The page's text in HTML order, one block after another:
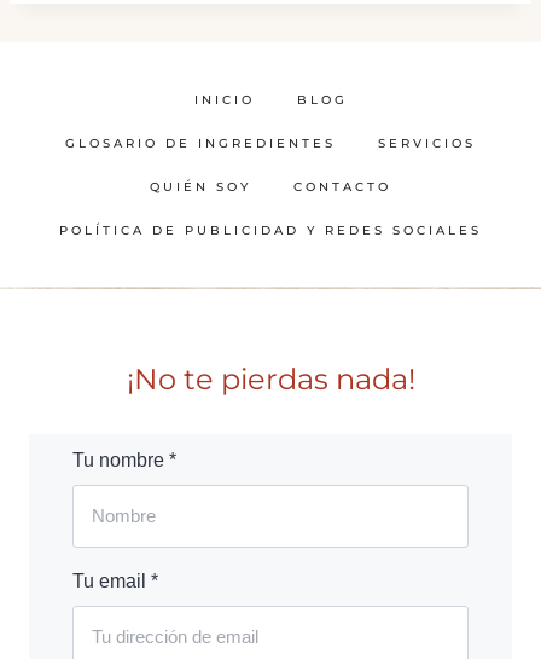
INICIO BLOG
GLOSARIO DE INGREDIENTES SERVICIOS
QUIÉN SOY CONTACTO
POLÍTICA DE PUBLICIDAD Y REDES SOCIALES
¡No te pierdas nada!
Tu nombre *
Tu email *